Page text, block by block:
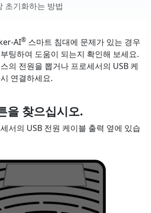
초기화하는 방법
AI® 스마트 침대에 문제가 있는 경우
팅하여 도움이 되는지 확인해 보세요.
의 전원을 뽑거나 프로세서의 USB 케
연결하세요.
을 찾으십시오.
서의 USB 전원 케이블 출력 옆에 있습